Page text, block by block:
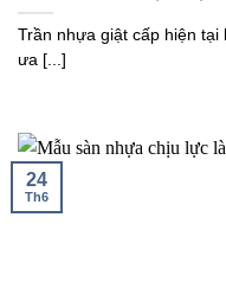
Trần nhựa giật cấp hiện
ưa [...]
24
Th6